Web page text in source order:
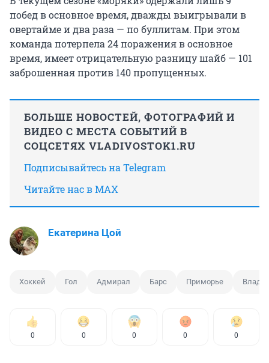
побед в основное время, дважды выигрывали в
овертайме и два раза — по буллитам. При этом
команда потерпела 24 поражения в основное
время, имеет отрицательную разницу шайб — 101
заброшенная против 140 пропущенных.
БОЛЬШЕ НОВОСТЕЙ, ФОТОГРАФИЙ И
ВИДЕО С МЕСТА СОБЫТИЙ В
СОЦСЕТЯХ VLADIVOSTOK1.RU
Подписывайтесь на Telegram
Читайте нас в MAX
Екатерина Цой
Хоккей Гол Адмирал Барс Приморье
0 0 0 0 0